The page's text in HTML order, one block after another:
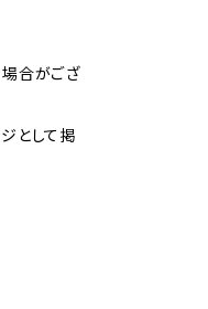
合がござ
として掲